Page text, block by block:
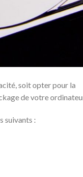
soit opter pour la
de votre
suivants :